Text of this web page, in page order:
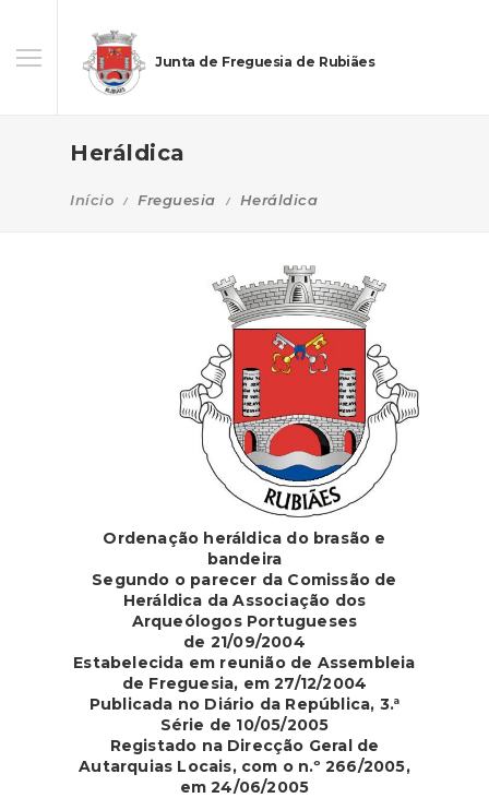
Junta de Freguesia de Rubiães
Heráldica
Início Freguesia Heráldica
Ordenação heráldica do brasão e
bandeira
Segundo o parecer da Comissão de
Heráldica da Associação dos
Arqueólogos Portugueses
de 21/09/2004
Estabelecida em reunião de Assembleia
de Freguesia, em 27/12/2004
Publicada no Diário da República, 3.ª
Série de 10/05/2005
Registado na Direcção Geral de
Autarquias Locais, com o n.º 266/2005,
em 24/06/2005